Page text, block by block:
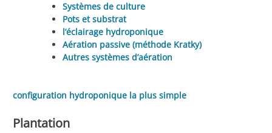
Systèmes de culture
Pots et substrat
l’éclairage hydroponique
Aération passive (méthode Kratky)
Autres systèmes d’aération
configuration hydroponique la plus simple
Plantation